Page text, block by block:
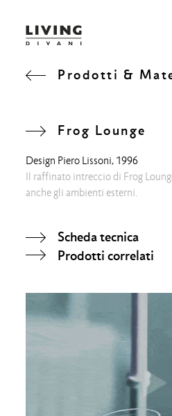
Prodotti &
Frog Lounge
Design Piero Lissoni, 1996
Il raffinato intreccio di Frog
anche gli ambienti esterni.
Scheda tecnica
Prodotti correlati